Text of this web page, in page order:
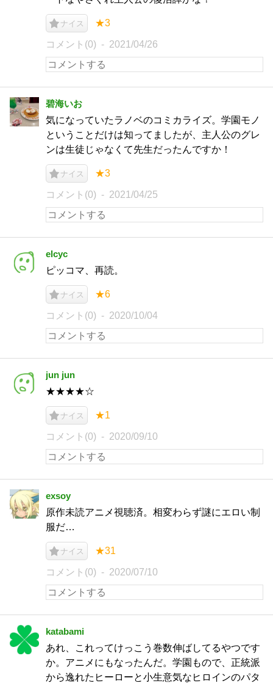
ナイス ★3
コメント(0) 2021/04/26
碧海いお
気になっていたラノベのコミカライズ。学園モノ
ということだけは知ってましたが、主人公のグレ
ンは生徒じゃなくて先生だったんですか！
ナイス ★3
コメント(0) 2021/04/25
elcyc
ピッコマ、再読。
ナイス ★6
コメント(0) 2020/10/04
jun jun
★★★★☆
ナイス ★1
コメント(0) 2020/09/10
exsoy
原作未読アニメ視聴済。相変わらず謎にエロい制
服だ…
ナイス ★31
コメント(0) 2020/07/10
katabami
あれ、これってけっこう巻数伸ばしてるやつです
か。アニメにもなったんだ。学園もので、正統派
から逸れたヒーローと小生意気なヒロインのパタ